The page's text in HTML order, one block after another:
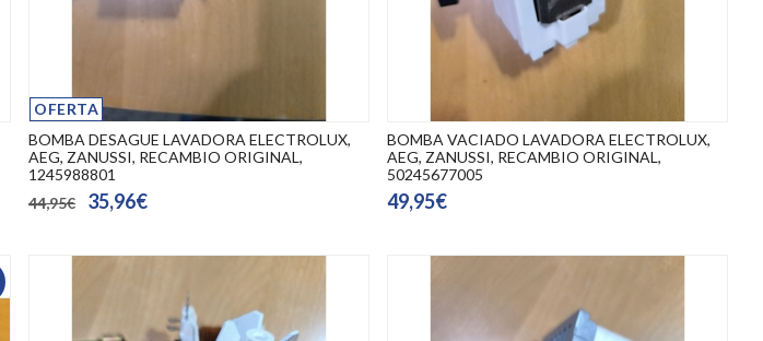
OFERTA
BOMBA DESAGUE LAVADORA ELECTROLUX,
AEG, ZANUSSI, RECAMBIO ORIGINAL,
1245988801
44,95€
35,96€
BOMBA VACIADO LAVADORA ELECTROLUX,
AEG, ZANUSSI, RECAMBIO ORIGINAL,
50245677005
49,95€